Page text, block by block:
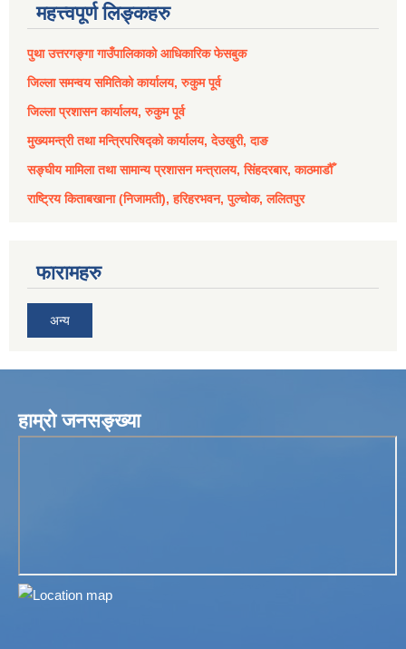
महत्त्वपूर्ण लिङ्कहरु
पुथा उत्तरगङ्गा गाउँपालिकाको आधिकारिक फेसबुक
जिल्ला समन्वय समितिको कार्यालय, रुकुम पूर्व
जिल्ला प्रशासन कार्यालय, रुकुम पूर्व
मुख्यमन्त्री तथा मन्त्रिपरिषद्को कार्यालय, देउखुरी, दाङ
सङ्घीय मामिला तथा सामान्य प्रशासन मन्त्रालय, सिंहदरबार, काठमाडौँ
राष्ट्रिय किताबखाना (निजामती), हरिहरभवन, पुल्चोक, ललितपुर
फारामहरु
अन्य
हाम्रो जनसङ्ख्या